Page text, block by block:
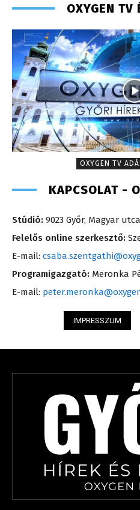
OXYGEN TV
OXYGEN TV
KAPCSOLAT -
Stúdió: 9023 Győr, Magyar
Felelős online szerkesztő:
E-mail:
Programigazgató: Meronka
E-mail:
IMPRESSZUM